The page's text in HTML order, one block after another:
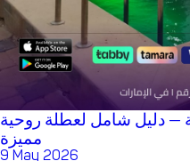
— دليل شامل لعطلة روحية
مميزة
9 May 2026